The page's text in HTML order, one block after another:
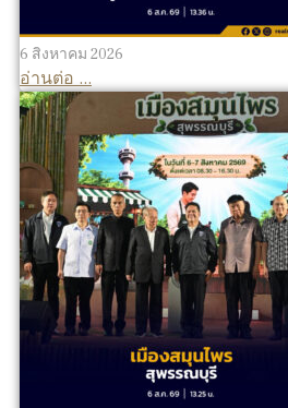
6 สิงหาคม 2026
อ่านต่อ ...